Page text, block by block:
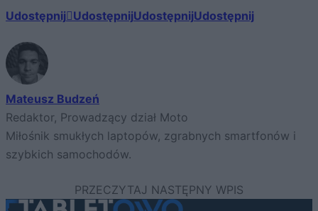
Udostępnij UdostępnijUdostępnijUdostępnij
Mateusz Budzeń
Redaktor, Prowadzący dział Moto
Miłośnik smukłych laptopów, zgrabnych smartfonów i
szybkich samochodów.